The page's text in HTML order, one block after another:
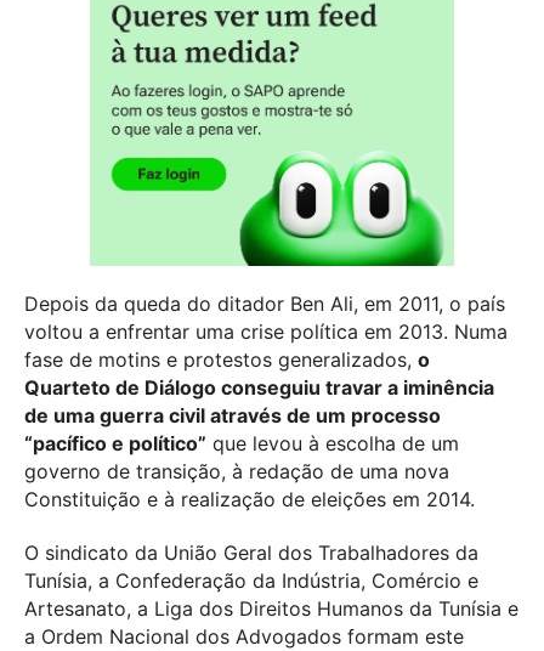
Depois da queda do ditador Ben Ali, em 2011, o país
voltou a enfrentar uma crise política em 2013. Numa
fase de motins e protestos generalizados, o
Quarteto de Diálogo conseguiu travar a iminência
de uma guerra civil através de um processo
“pacífico e político” que levou à escolha de um
governo de transição, à redação de uma nova
Constituição e à realização de eleições em 2014.
O sindicato da União Geral dos Trabalhadores da
Tunísia, a Confederação da Indústria, Comércio e
Artesanato, a Liga dos Direitos Humanos da Tunísia e
a Ordem Nacional dos Advogados formam este